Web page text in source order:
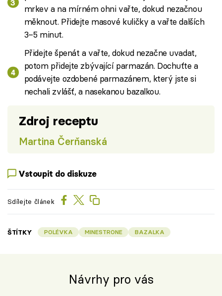
mrkev a na mírném ohni vařte, dokud nezačnou
měknout. Přidejte masové kuličky a vařte dalších
3–5 minut.
Přidejte špenát a vařte, dokud nezačne uvadat,
potom přidejte zbývající parmazán. Dochuťte a
podávejte ozdobené parmazánem, který jste si
nechali zvlášť, a nasekanou bazalkou.
Zdroj receptu
Martina Čerňanská
Vstoupit do diskuze
Sdílejte článek
ŠTÍTKY POLÉVKA MINESTRONE BAZALKA
Návrhy pro vás